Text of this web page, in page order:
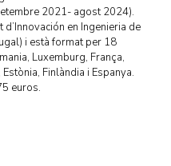
2021- agost 2024).
en Ingenieria de
i està format per 18
Luxemburg, França,
Finlàndia i Espanya.
euros.